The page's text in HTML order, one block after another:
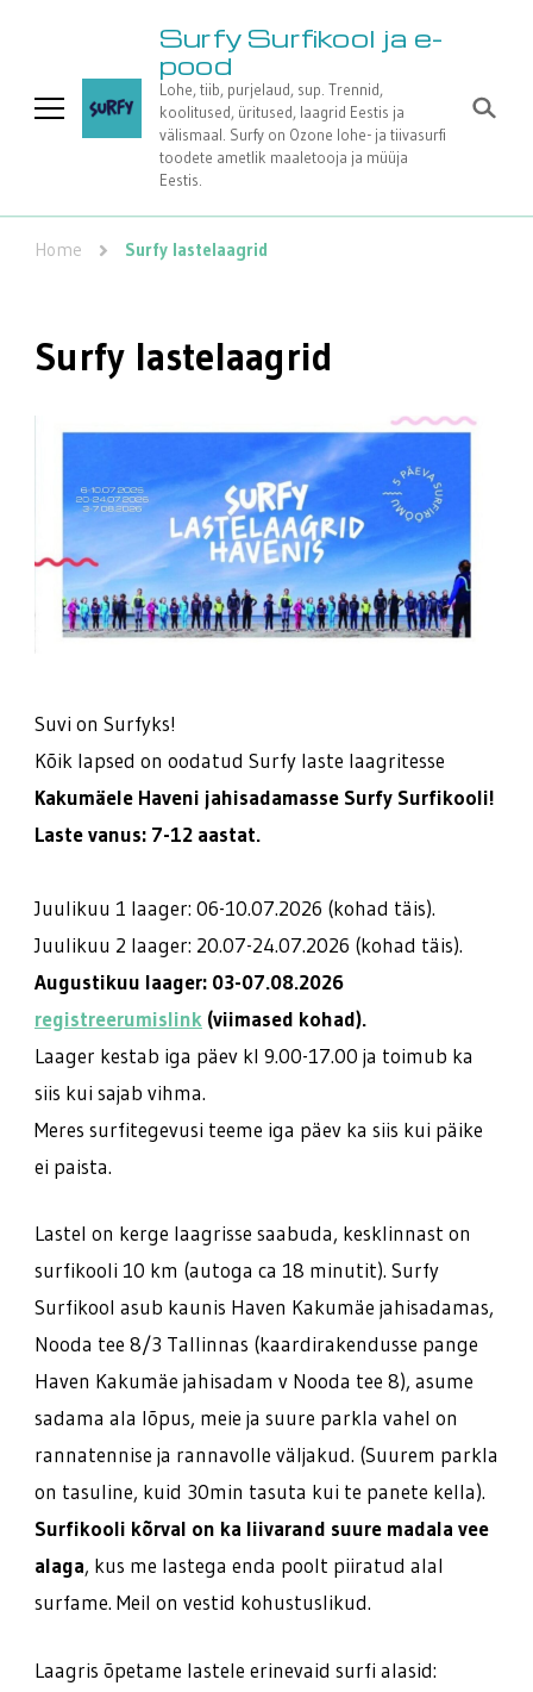
Surfy Surfikool ja e-
pood
Lohe, tiib, purjelaud, sup. Trennid,
koolitused, üritused, laagrid Eestis ja
välismaal. Surfy on Ozone lohe- ja tiivasurfi
toodete ametlik maaletooja ja müüja
Eestis.
Home Surfy lastelaagrid
Surfy lastelaagrid
Suvi on Surfyks!
Kõik lapsed on oodatud Surfy laste laagritesse
Kakumäele Haveni jahisadamasse Surfy Surfikooli!
Laste vanus: 7-12 aastat.
Juulikuu 1 laager: 06-10.07.2026 (kohad täis).
Juulikuu 2 laager: 20.07-24.07.2026 (kohad täis).
Augustikuu laager: 03-07.08.2026
registreerumislink (viimased kohad).
Laager kestab iga päev kl 9.00-17.00 ja toimub ka
siis kui sajab vihma.
Meres surfitegevusi teeme iga päev ka siis kui päike
ei paista.
Lastel on kerge laagrisse saabuda, kesklinnast on
surfikooli 10 km (autoga ca 18 minutit). Surfy
Surfikool asub kaunis Haven Kakumäe jahisadamas,
Nooda tee 8/3 Tallinnas (kaardirakendusse pange
Haven Kakumäe jahisadam v Nooda tee 8), asume
sadama ala lõpus, meie ja suure parkla vahel on
rannatennise ja rannavolle väljakud. (Suurem parkla
on tasuline, kuid 30min tasuta kui te panete kella).
Surfikooli kõrval on ka liivarand suure madala vee
alaga, kus me lastega enda poolt piiratud alal
surfame. Meil on vestid kohustuslikud.
Laagris õpetame lastele erinevaid surfi alasid: